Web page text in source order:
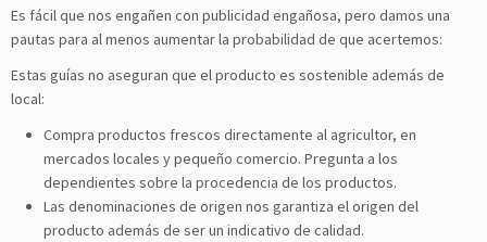
Es fácil que nos engañen con publicidad engañosa, pero damos una
pautas para al menos aumentar la probabilidad de que acertemos:
Estas guías no aseguran que el producto es sostenible además de
local:
Compra productos frescos directamente al agricultor, en
mercados locales y pequeño comercio. Pregunta a los
dependientes sobre la procedencia de los productos.
Las denominaciones de origen nos garantiza el origen del
producto además de ser un indicativo de calidad.